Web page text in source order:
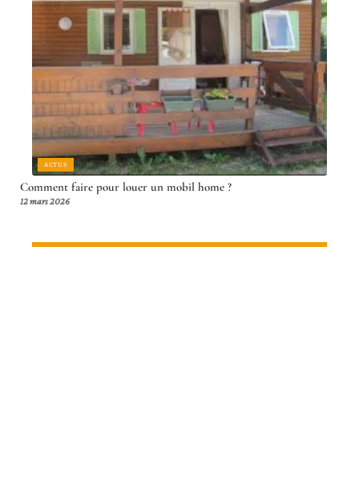
ACTUS
Comment faire pour louer un mobil home ?
12 mars 2026